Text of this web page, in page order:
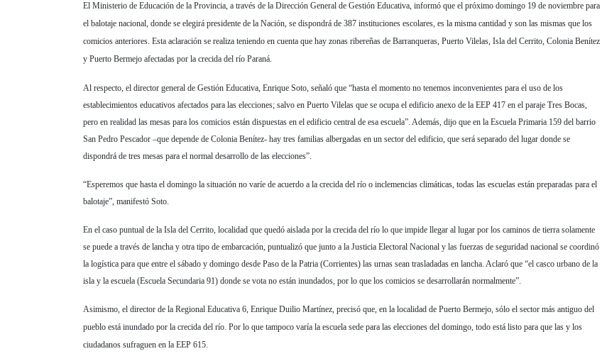
El Ministerio de Educación de la Provincia, a través de la Dirección General de Gestión Educativa, informó que el próximo domingo 19 de noviembre para
el balotaje nacional, donde se elegirá presidente de la Nación, se dispondrá de 387 instituciones escolares, es la misma cantidad y son las mismas que los
comicios anteriores. Esta aclaración se realiza teniendo en cuenta que hay zonas ribereñas de Barranqueras, Puerto Vilelas, Isla del Cerrito, Colonia Benítez
y Puerto Bermejo afectadas por la crecida del río Paraná.
Al respecto, el director general de Gestión Educativa, Enrique Soto, señaló que “hasta el momento no tenemos inconvenientes para el uso de los
establecimientos educativos afectados para las elecciones; salvo en Puerto Vilelas que se ocupa el edificio anexo de la EEP 417 en el paraje Tres Bocas,
pero en realidad las mesas para los comicios están dispuestas en el edificio central de esa escuela”. Además, dijo que en la Escuela Primaria 159 del barrio
San Pedro Pescador –que depende de Colonia Benítez- hay tres familias albergadas en un sector del edificio, que será separado del lugar donde se
dispondrá de tres mesas para el normal desarrollo de las elecciones”.
“Esperemos que hasta el domingo la situación no varíe de acuerdo a la crecida del río o inclemencias climáticas, todas las escuelas están preparadas para el
balotaje”, manifestó Soto.
En el caso puntual de la Isla del Cerrito, localidad que quedó aislada por la crecida del río lo que impide llegar al lugar por los caminos de tierra solamente
se puede a través de lancha y otra tipo de embarcación, puntualizó que junto a la Justicia Electoral Nacional y las fuerzas de seguridad nacional se coordinó
la logística para que entre el sábado y domingo desde Paso de la Patria (Corrientes) las urnas sean trasladadas en lancha. Aclaró que “el casco urbano de la
isla y la escuela (Escuela Secundaria 91) donde se vota no están inundados, por lo que los comicios se desarrollarán normalmente”.
Asimismo, el director de la Regional Educativa 6, Enrique Duilio Martínez, precisó que, en la localidad de Puerto Bermejo, sólo el sector más antiguo del
pueblo está inundado por la crecida del río. Por lo que tampoco varía la escuela sede para las elecciones del domingo, todo está listo para que las y los
ciudadanos sufraguen en la EEP 615.